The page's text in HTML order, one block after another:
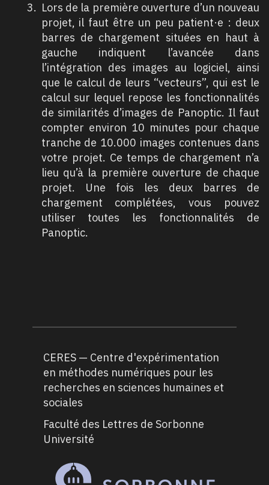
Lors de la première ouverture d’un nouveau
projet, il faut être un peu patient·e : deux
barres de chargement situées en haut à
gauche indiquent l’avancée dans
l’intégration des images au logiciel, ainsi
que le calcul de leurs “vecteurs”, qui est le
calcul sur lequel repose les fonctionnalités
de similarités d’images de Panoptic. Il faut
compter environ 10 minutes pour chaque
tranche de 10.000 images contenues dans
votre projet. Ce temps de chargement n’a
lieu qu’à la première ouverture de chaque
projet. Une fois les deux barres de
chargement complétées, vous pouvez
utiliser toutes les fonctionnalités de
Panoptic.
CERES — Centre d'expérimentation
en méthodes numériques pour les
recherches en sciences humaines et
sociales
Faculté des Lettres de Sorbonne
Université